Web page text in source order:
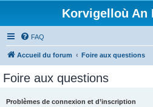
Korvigelloù An
FAQ
Accueil du forum Foire aux questions
Foire aux questions
Problèmes de connexion et d’inscription